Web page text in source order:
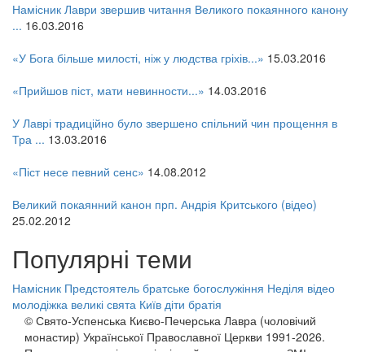
Намісник Лаври звершив читання Великого покаянного канону
... 16.03.2016
«У Бога більше милості, ніж у людства гріхів...» 15.03.2016
«Прийшов піст, мати невинности...» 14.03.2016
У Лаврі традиційно було звершено спільний чин прощення в
Тра ... 13.03.2016
«Піст несе певний сенс» 14.08.2012
Великий покаянний канон прп. Андрія Критського (відео)
25.02.2012
Популярні теми
Намісник Предстоятель братське богослужіння Неділя відео
молодіжка великі свята Київ діти братія
© Свято-Успенська Києво-Печерська Лавра (чоловічий
монастир) Української Православної Церкви 1991-2026.